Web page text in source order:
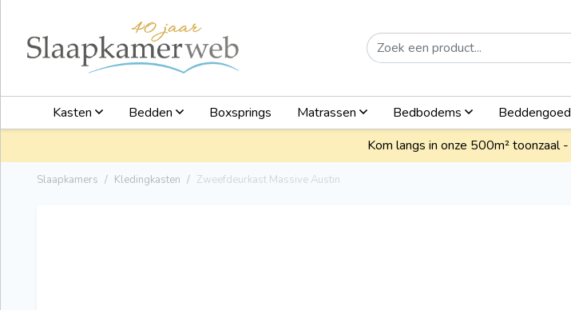
Kasten Bedden Boxsprings Matrassen Bedbodems Beddengoed
Kom langs in onze 500m² toonzaal -
Slaapkamers Kledingkasten Zweefdeurkast Massive Austin